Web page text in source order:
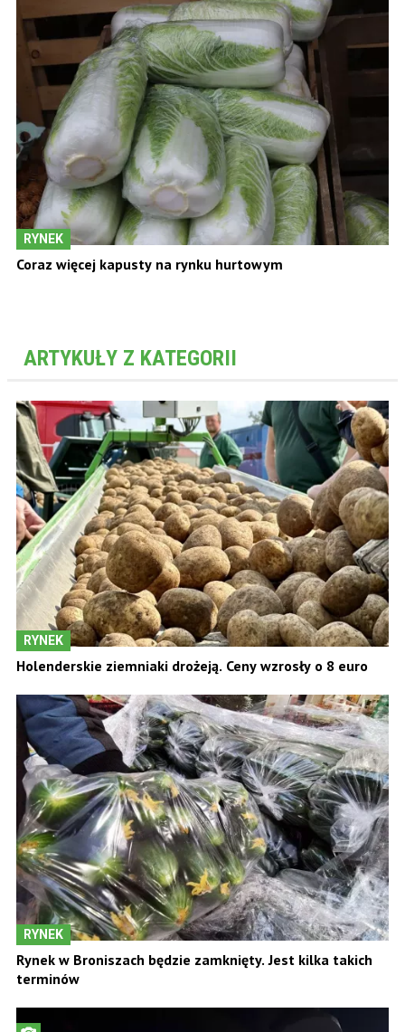
RYNEK
Coraz więcej kapusty na rynku hurtowym
ARTYKUŁY Z KATEGORII
RYNEK
Holenderskie ziemniaki drożeją. Ceny wzrosły o 8 euro
RYNEK
Rynek w Broniszach będzie zamknięty. Jest kilka takich
terminów